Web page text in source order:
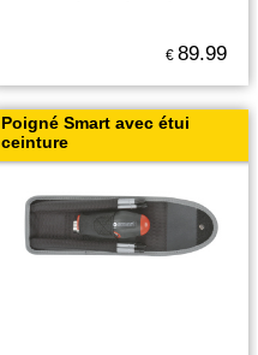
€ 89.99
Poigné Smart avec étui
ceinture